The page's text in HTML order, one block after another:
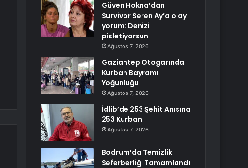
Güven Hokna’dan
Survivor Seren Ay’a olay
yorum: Denizi
pisletiyorsun
Ağustos 7, 2026
Gaziantep Otogarında
Kurban Bayramı
Yoğunluğu
Ağustos 7, 2026
İdlib’de 253 Şehit Anısına
253 Kurban
Ağustos 7, 2026
Bodrum’da Temizlik
Seferberliği Tamamlandı